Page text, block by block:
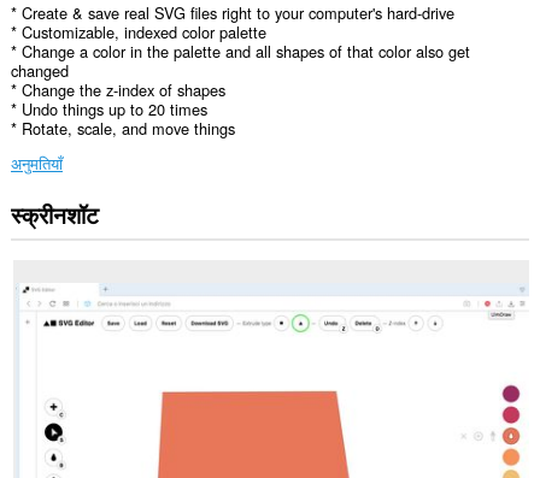
* Create & save real SVG files right to your computer's hard-drive
* Customizable, indexed color palette
* Change a color in the palette and all shapes of that color also get
changed
* Change the z-index of shapes
* Undo things up to 20 times
* Rotate, scale, and move things
अनुमतियाँ
यह
एक्सटेंशन
और
ब्राउज़िंग
गतिविधि
स्क्रीनशॉट